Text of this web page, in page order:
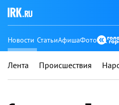
Новости СтатьиАфишаФото
Лента Происшествия